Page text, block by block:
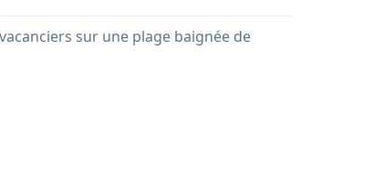
sur une plage baignée de